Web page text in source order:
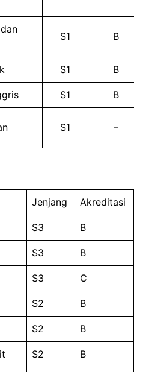
S1 B
S1 B
S1 B
S1 –
Jenjang Akreditasi
S3 B
S3 B
S3 C
S2 B
S2 B
S2 B